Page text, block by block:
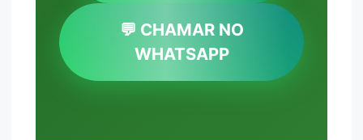
💬 CHAMAR NO
WHATSAPP